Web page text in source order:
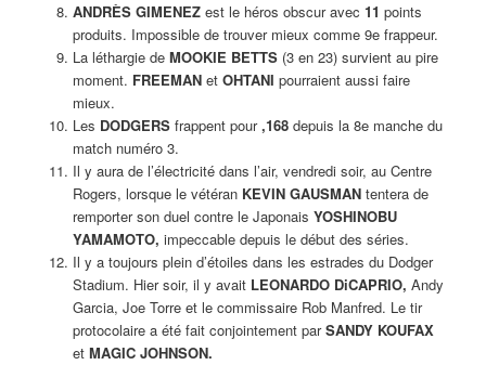
ANDRÈS GIMENEZest le héros obscur avec 11 points
produits. Impossible de trouver mieux comme 9e frappeur.
La léthargie de MOOKIE BETTS(3 en 23) survient au pire
moment. FREEMANet OHTANI pourraient aussi faire
mieux.
Les DODGERSfrappent pour,168depuis la 8e manche du
match numéro 3.
Il y aura de l’électricité dans l’air, vendredi soir, au Centre
Rogers, lorsque le vétéran KEVIN GAUSMANtentera de
remporter son duel contre le Japonais YOSHINOBU
YAMAMOTO, impeccable depuis le début des séries.
Il y a toujours plein d’étoiles dans les estrades du Dodger
Stadium. Hier soir, il y avait LEONARDO DiCAPRIO, Andy
Garcia, Joe Torre et le commissaire Rob Manfred. Le tir
protocolaire a été fait conjointement parSANDY KOUFAX
et MAGIC JOHNSON.